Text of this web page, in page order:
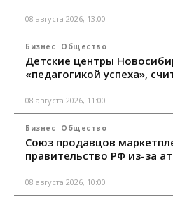
08 августа 2026, 13:00
Бизнес Общество
Детские центры
«педагогикой успеха»,
08 августа 2026, 11:00
Бизнес Общество
Союз продавцов
правительство РФ из-за
08 августа 2026, 10:00